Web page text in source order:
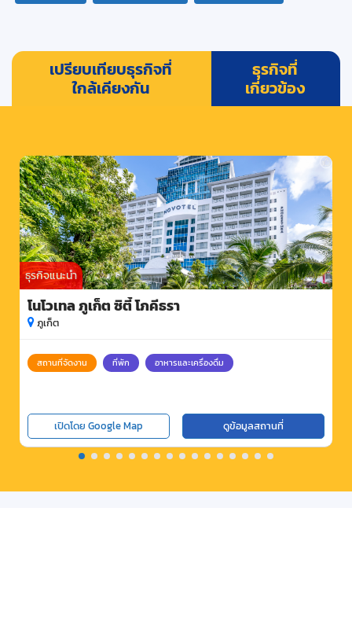
เปรียบเทียบธุรกิจที่
ใกล้เคียงกัน
ธุรกิจที่
เกี่ยวข้อง
ธุรกิจแนะนำ
โนโวเทล ภูเก็ต ซิตี้ โภคีธรา
ภูเก็ต
สถานที่จัดงาน ที่พัก อาหารและเครื่องดื่ม
เปิดโดย Google Map ดูข้อมูลสถานที่